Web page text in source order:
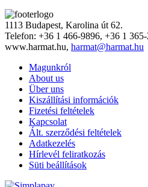
1113 Budapest, Karolina út 62.
Telefon: +36 1 466-9896, +36 1
www.harmat.hu, harmat@harmat.hu
Magunkról
About us
Über uns
Kiszállítási információk
Fizetési feltételek
Kapcsolat
Ált. szerződési feltételek
Adatkezelés
Hírlevél feliratkozás
Süti beállítások